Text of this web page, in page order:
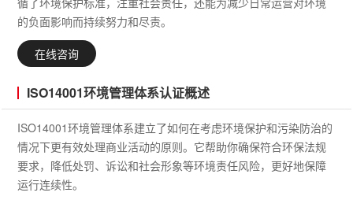
循了环境保护标准，注重社会责任，还能为减少日常运营对环境
的负面影响而持续努力和尽责。
在线咨询
ISO14001环境管理体系认证概述
ISO14001环境管理体系建立了如何在考虑环境保护和污染防治的
情况下更有效处理商业活动的原则。它帮助你确保符合环保法规
要求，降低处罚、诉讼和社会形象等环境责任风险，更好地保障
运行连续性。